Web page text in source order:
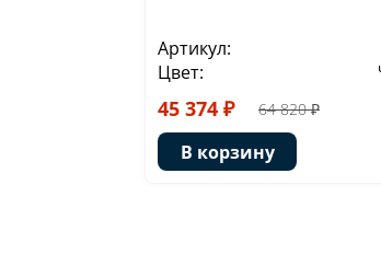
Артикул:
Цвет:
45 374 ₽ 64 820 ₽
В корзину